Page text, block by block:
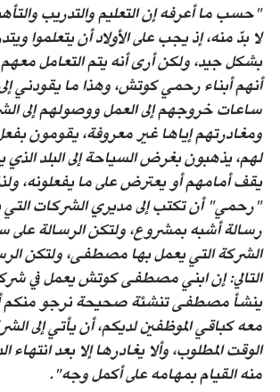
"حسب ما أعرفه إن التعليم والتدريب
لا بدّ منه، إذ يجب على الأولاد أن يتعلموا
بشكل جيد، ولكن أرى أنه يتم التعامل
أنهم أبناء رحمي كوتش، وهذا ما يقودني إلى
ساعات خروجهم إلى العمل ووصولهم إلى
ومغادرتهم إياها غير معروفة، يقومون
لهم، يذهبون بغرض السياحة إلى البلد الذي
يقف أمامهم أو يعترض على ما يفعلونه،
"رحمي" أن تكتب إلى مديري الشركات التي
رسالة أشبه بمشروع، ولتكن الرسالة على
الشركة التي يعمل بها مصطفى، ولتكن
التالي: إن ابني مصطفى كوتش يعمل في
ينشأ مصطفى تنشئة صحيحة نرجو منكم
معه كباقي الموظفين لديكم، أن يأتي إلى
الوقت المطلوب، وألا يغادرها إلا بعد انتهاء
منه القيام بمهامه على أكمل وجه".